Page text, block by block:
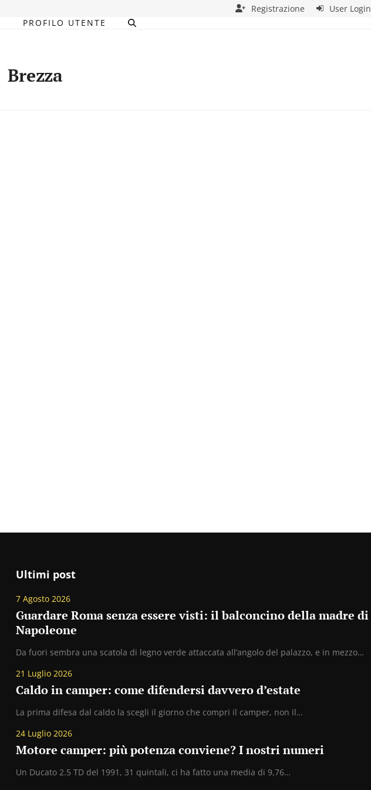
Registrazione
User Login
PROFILO UTENTE
Brezza
Ultimi post
7 Agosto 2026
Guardare Roma senza essere visti: il balconcino della madre di
Napoleone
Da fuori sembra una scatola di legno verde attaccata all’angolo del palazzo, e in mezzo…
21 Luglio 2026
Caldo in camper: come difendersi davvero d’estate
La prima difesa dal caldo la scegli il giorno che compri il camper, non il…
24 Luglio 2026
Motore camper: più potenza conviene? I nostri numeri
Un Ducato 2.5 TD del 1991, 31 quintali, ci ha fatto una media di 9,76…